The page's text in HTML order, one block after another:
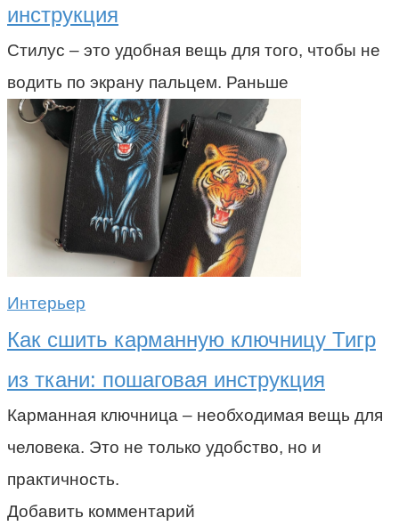
инструкция
Стилус – это удобная вещь для того, чтобы не
водить по экрану пальцем. Раньше
Интерьер
Как сшить карманную ключницу Тигр
из ткани: пошаговая инструкция
Карманная ключница – необходимая вещь для
человека. Это не только удобство, но и
практичность.
Добавить комментарий